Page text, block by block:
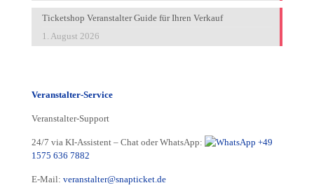
Ticketshop Veranstalter Guide für Ihren Verkauf
1. August 2026
Veranstalter-Service
Veranstalter-Support
24/7 via KI-Assistent – Chat oder WhatsApp:
+49
1575 636 7882
E-Mail: veranstalter@snapticket.de